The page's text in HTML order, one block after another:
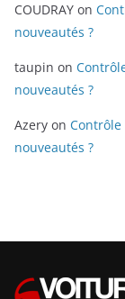
COUDRAY on
nouveautés ?
taupin on
nouveautés ?
Azery on
nouveautés ?